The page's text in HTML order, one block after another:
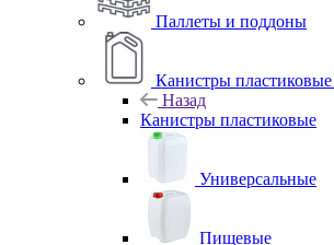
Паллеты и поддоны
Канистры пластиковые
Назад
Канистры пластиковые
Универсальные
Пищевые